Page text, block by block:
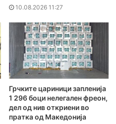
10.08.2026 11:27
Грчките цариници запленија
1 296 боци нелегален фреон,
дел од нив откриени во
пратка од Македонија